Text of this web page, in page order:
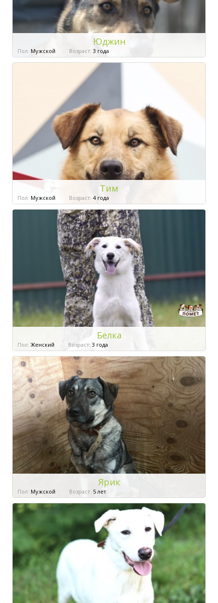
Юджин
Пол: Мужской Возраст: 3 года
Тим
Пол: Мужской Возраст: 4 года
Белка
Пол: Женский Возраст: 3 года
Ярик
Пол: Мужской Возраст: 5 лет